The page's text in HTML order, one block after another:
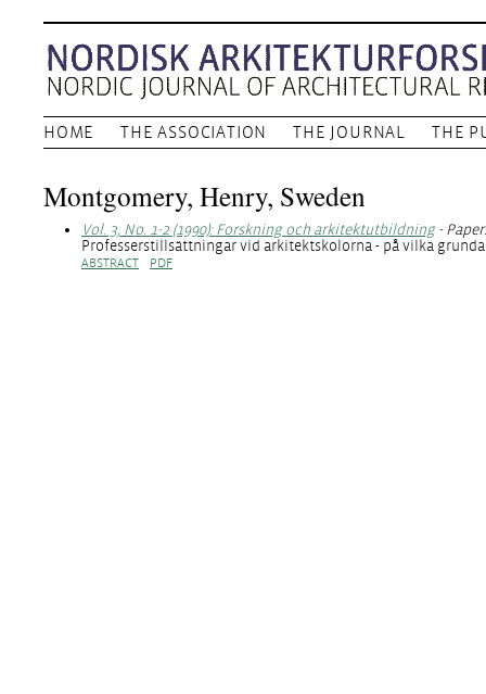
HOME THE ASSOCIATION THE JOURNAL THE
Montgomery, Henry, Sweden
Vol. 3, No. 1-2 (1990): Forskning och arkitektutbildning-
Professerstillsättningar vid arkitektskolorna - på vilka
ABSTRACT PDF